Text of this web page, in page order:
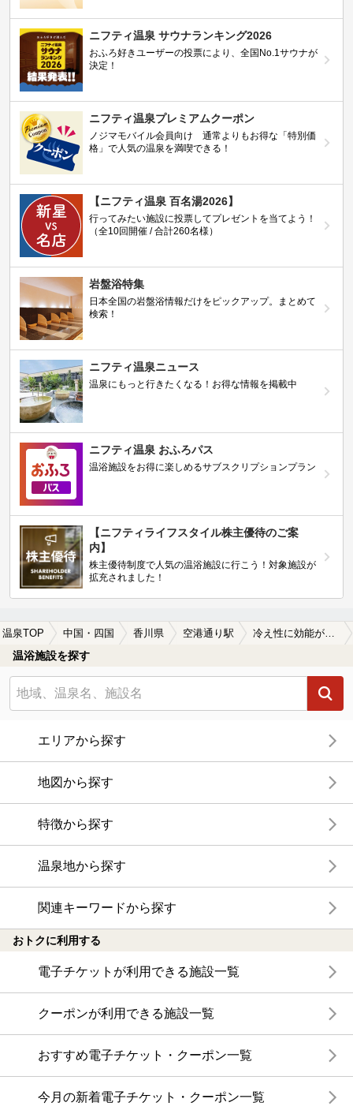
ニフティ温泉 サウナランキング2026
おふろ好きユーザーの投票により、全国No.1サウナが
決定！
ニフティ温泉プレミアムクーポン
ノジマモバイル会員向け 通常よりもお得な「特別価
格」で人気の温泉を満喫できる！
【ニフティ温泉 百名湯2026】
行ってみたい施設に投票してプレゼントを当てよう！
（全10回開催 / 合計260名様）
岩盤浴特集
日本全国の岩盤浴情報だけをピックアップ。まとめて
検索！
ニフティ温泉ニュース
温泉にもっと行きたくなる！お得な情報を掲載中
ニフティ温泉 おふろパス
温浴施設をお得に楽しめるサブスクリプションプラン
【ニフティライフスタイル株主優待のご案
内】
株主優待制度で人気の温浴施設に行こう！対象施設が
拡充されました！
温泉TOP 中国・四国 香川県 空港通り駅 冷え性に効能がある空港通り駅近くの温泉、日帰り温泉、スーパー銭湯おすすめ
温浴施設を探す
エリアから探す
地図から探す
特徴から探す
温泉地から探す
関連キーワードから探す
おトクに利用する
電子チケットが利用できる施設一覧
クーポンが利用できる施設一覧
おすすめ電子チケット・クーポン一覧
今月の新着電子チケット・クーポン一覧